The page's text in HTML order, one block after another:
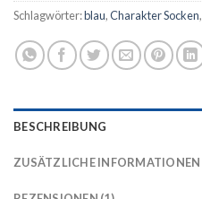
Schlagwörter:blau,Charakter Socken,
BESCHREIBUNG
ZUSÄTZLICHE INFORMATIONEN